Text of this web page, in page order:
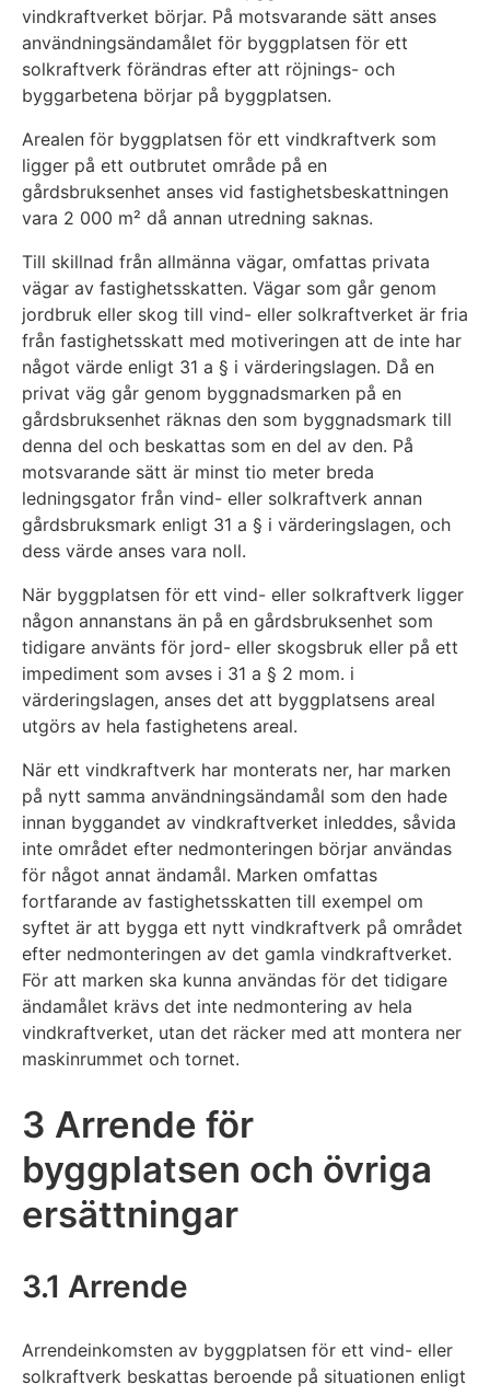
vindkraftverket börjar. På motsvarande sätt anses
användningsändamålet för byggplatsen för ett
solkraftverk förändras efter att röjnings- och
byggarbetena börjar på byggplatsen.
Arealen för byggplatsen för ett vindkraftverk som
ligger på ett outbrutet område på en
gårdsbruksenhet anses vid fastighetsbeskattningen
vara 2 000 m² då annan utredning saknas.
Till skillnad från allmänna vägar, omfattas privata
vägar av fastighetsskatten. Vägar som går genom
jordbruk eller skog till vind- eller solkraftverket är fria
från fastighetsskatt med motiveringen att de inte har
något värde enligt 31 a § i värderingslagen. Då en
privat väg går genom byggnadsmarken på en
gårdsbruksenhet räknas den som byggnadsmark till
denna del och beskattas som en del av den. På
motsvarande sätt är minst tio meter breda
ledningsgator från vind- eller solkraftverk annan
gårdsbruksmark enligt 31 a § i värderingslagen, och
dess värde anses vara noll.
När byggplatsen för ett vind- eller solkraftverk ligger
någon annanstans än på en gårdsbruksenhet som
tidigare använts för jord- eller skogsbruk eller på ett
impediment som avses i 31 a § 2 mom. i
värderingslagen, anses det att byggplatsens areal
utgörs av hela fastighetens areal.
När ett vindkraftverk har monterats ner, har marken
på nytt samma användningsändamål som den hade
innan byggandet av vindkraftverket inleddes, såvida
inte området efter nedmonteringen börjar användas
för något annat ändamål. Marken omfattas
fortfarande av fastighetsskatten till exempel om
syftet är att bygga ett nytt vindkraftverk på området
efter nedmonteringen av det gamla vindkraftverket.
För att marken ska kunna användas för det tidigare
ändamålet krävs det inte nedmontering av hela
vindkraftverket, utan det räcker med att montera ner
maskinrummet och tornet.
3 Arrende för
byggplatsen och övriga
ersättningar
3.1 Arrende
Arrendeinkomsten av byggplatsen för ett vind- eller
solkraftverk beskattas beroende på situationen enligt